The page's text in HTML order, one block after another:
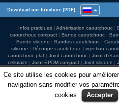
Download our brochure (PDF)
Infos pratiques Adhérisation caoutchouc
caoutchouc compact
Bande caoutchouc
Bande silicone
Bandes caoutchouc
silicone
Découpe caoutchouc injection
caoutchouc plat
Joint caoutchouc Joint
cellulaire
Joint EPDM compact Joint silicone
Ce site utilise les cookies pour
navigation sans modifier vos
cookies
Accepter